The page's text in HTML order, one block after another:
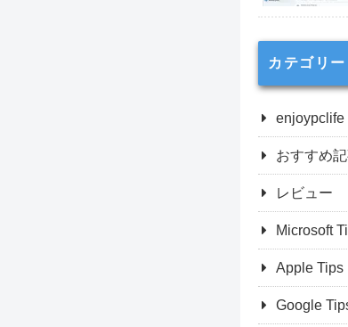
カテゴリー
enjoypclife
おすすめ
レビュー
Microsoft
Apple Tips
Google